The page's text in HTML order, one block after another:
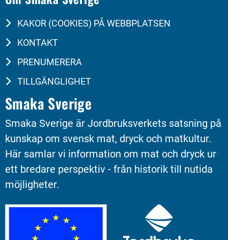
KAKOR (COOKIES) PÅ WEBBPLATSEN
KONTAKT
PRENUMERERA
TILLGÄNGLIGHET
Smaka Sverige
Smaka Sverige är Jordbruksverkets satsning på
kunskap om svensk mat, dryck och matkultur.
Här samlar vi information om mat och dryck ur
ett bredare perspektiv - från historik till nutida
möjligheter.